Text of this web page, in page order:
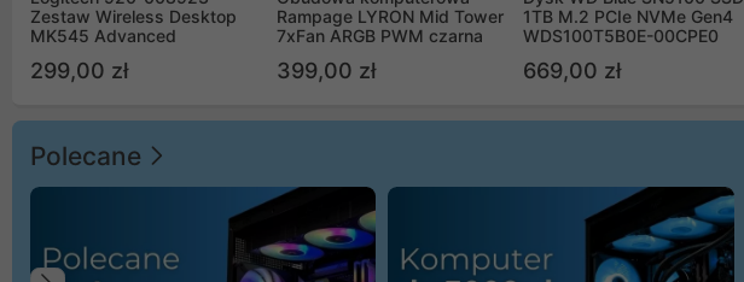
Zestaw Wireless Desktop
MK545 Advanced
299,00 zł
Rampage LYRON Mid Tower
7xFan ARGB PWM czarna
399,00 zł
1TB M.2 PCIe NVMe Gen4
WDS100T5B0E-00CPE0
669,00 zł
Polecane